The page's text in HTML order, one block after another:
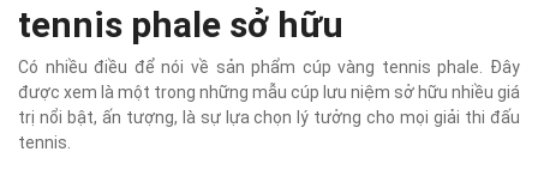
tennis phale sở hữu
Có nhiều điều để nói về sản phẩm cúp vàng tennis phale. Đây
được xem là một trong những mẫu cúp lưu niệm sở hữu nhiều giá
trị nổi bật, ấn tượng, là sự lựa chọn lý tưởng cho mọi giải thi đấu
tennis.